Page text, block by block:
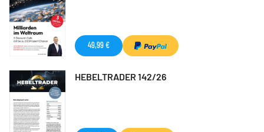
49,99 €
HEBELTRADER 142/26